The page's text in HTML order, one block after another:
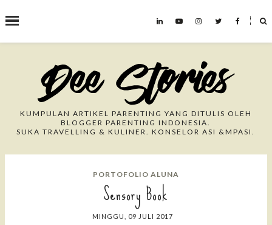
˟
Search This Blog
KUMPULAN ARTIKEL PARENTING YANG DITULIS OLEH
BLOGGER PARENTING INDONESIA.
SUKA TRAVELLING & KULINER. KONSELOR ASI &MPASI.
PORTOFOLIO ALUNA
Sensory Book
MINGGU, 09 JULI 2017